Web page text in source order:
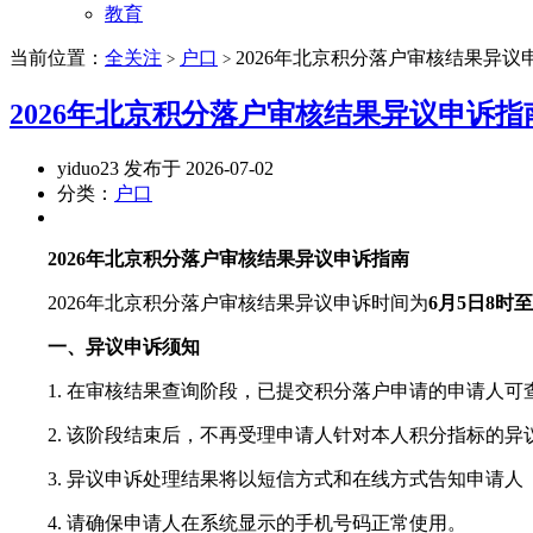
教育
当前位置： 全关注 > 户口 > 2026年北京积分落户审核结果异议
2026年北京积分落户审核结果异议申诉指
yiduo23 发布于 2026-07-02
分类： 户口
2026年北京积分落户审核结果异议申诉指南
2026年北京积分落户审核结果异议申诉时间为6月5日8时
一、异议申诉须知
1. 在审核结果查询阶段，已提交积分落户申请的申请人可
2. 该阶段结束后，不再受理申请人针对本人积分指标的异
3. 异议申诉处理结果将以短信方式和在线方式告知申请人
4. 请确保申请人在系统显示的手机号码正常使用。